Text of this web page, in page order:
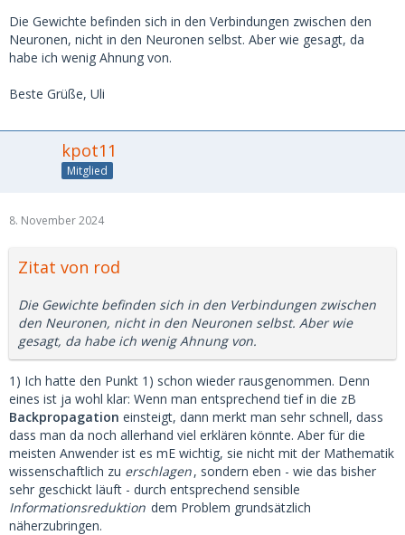
Die Gewichte befinden sich in den Verbindungen zwischen den
Neuronen, nicht in den Neuronen selbst. Aber wie gesagt, da
habe ich wenig Ahnung von.
Beste Grüße, Uli
kpot11
Mitglied
8. November 2024
Zitat von rod
Die Gewichte befinden sich in den Verbindungen zwischen
den Neuronen, nicht in den Neuronen selbst. Aber wie
gesagt, da habe ich wenig Ahnung von.
1) Ich hatte den Punkt 1) schon wieder rausgenommen. Denn
eines ist ja wohl klar: Wenn man entsprechend tief in die zB
Backpropagation einsteigt, dann merkt man sehr schnell, dass
dass man da noch allerhand viel erklären könnte. Aber für die
meisten Anwender ist es mE wichtig, sie nicht mit der Mathematik
wissenschaftlich zu erschlagen, sondern eben - wie das bisher
sehr geschickt läuft - durch entsprechend sensible
Informationsreduktion dem Problem grundsätzlich
näherzubringen.